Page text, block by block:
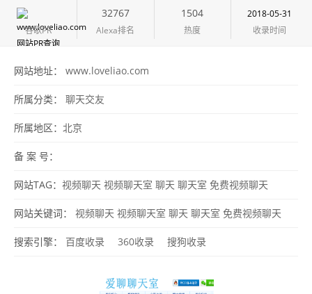
谷歌PR
32767
Alexa排名
1504
热度
2018-05-31
收录时间
网站地址： www.loveliao.com
所属分类： 聊天交友
所属地区： 北京
备 案 号：
网站TAG： 视频聊天 视频聊天室 聊天 聊天室 免费视频聊天
网站关键词： 视频聊天 视频聊天室 聊天 聊天室 免费视频聊天
搜索引擎： 百度收录 360收录 搜狗收录